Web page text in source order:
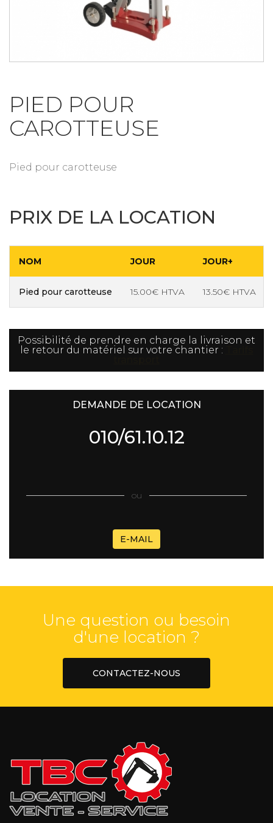
PIED POUR
CAROTTEUSE
Pied pour carotteuse
PRIX DE LA LOCATION
NOM JOUR JOUR+
Pied pour carotteuse 15.00€ HTVA 13.50€ HTVA
Possibilité de prendre en charge la livraison et
le retour du matériel sur votre chantier :
DEMANDE DE LOCATION
010/61.10.12
ou
E-MAIL
Une question ou besoin
d'une location ?
CONTACTEZ-NOUS